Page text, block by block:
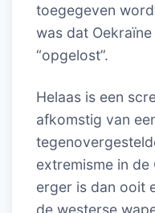
toegegeven
was dat
“opgelost”.
Helaas is een
afkomstig van
extremisme in
erger is dan ooit
de westerse